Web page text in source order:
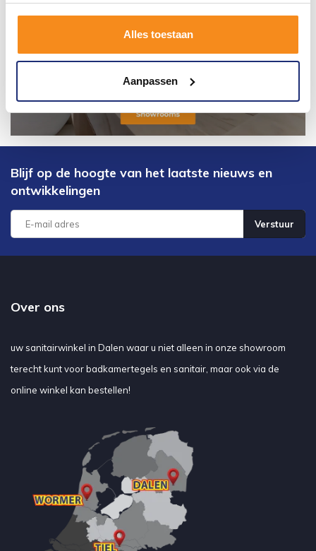
Alles toestaan
Aanpassen
Blijf op de hoogte van het laatste nieuws en
ontwikkelingen
Verstuur
Over ons
uw sanitairwinkel in Dalen waar u niet alleen in onze showroom
terecht kunt voor badkamertegels en sanitair, maar ook via de
online winkel kan bestellen!